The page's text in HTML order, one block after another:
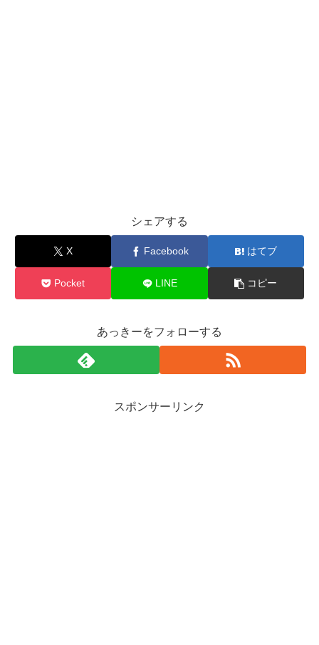
シェアする
X Facebook はてブ
Pocket LINE コピー
あっきーをフォローする
スポンサーリンク